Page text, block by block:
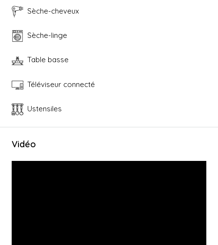
Sèche-cheveux
Sèche-linge
Table basse
Téléviseur connecté
Ustensiles
Vidéo